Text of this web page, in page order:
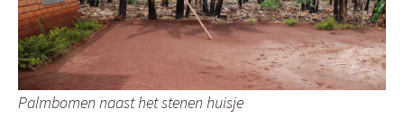
Palmbomen naast het stenen huisje